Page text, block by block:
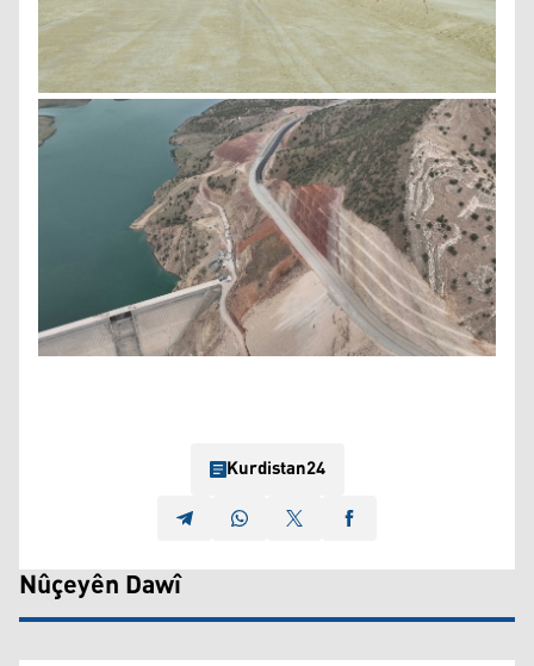
Kurdistan24
Nûçeyên Dawî